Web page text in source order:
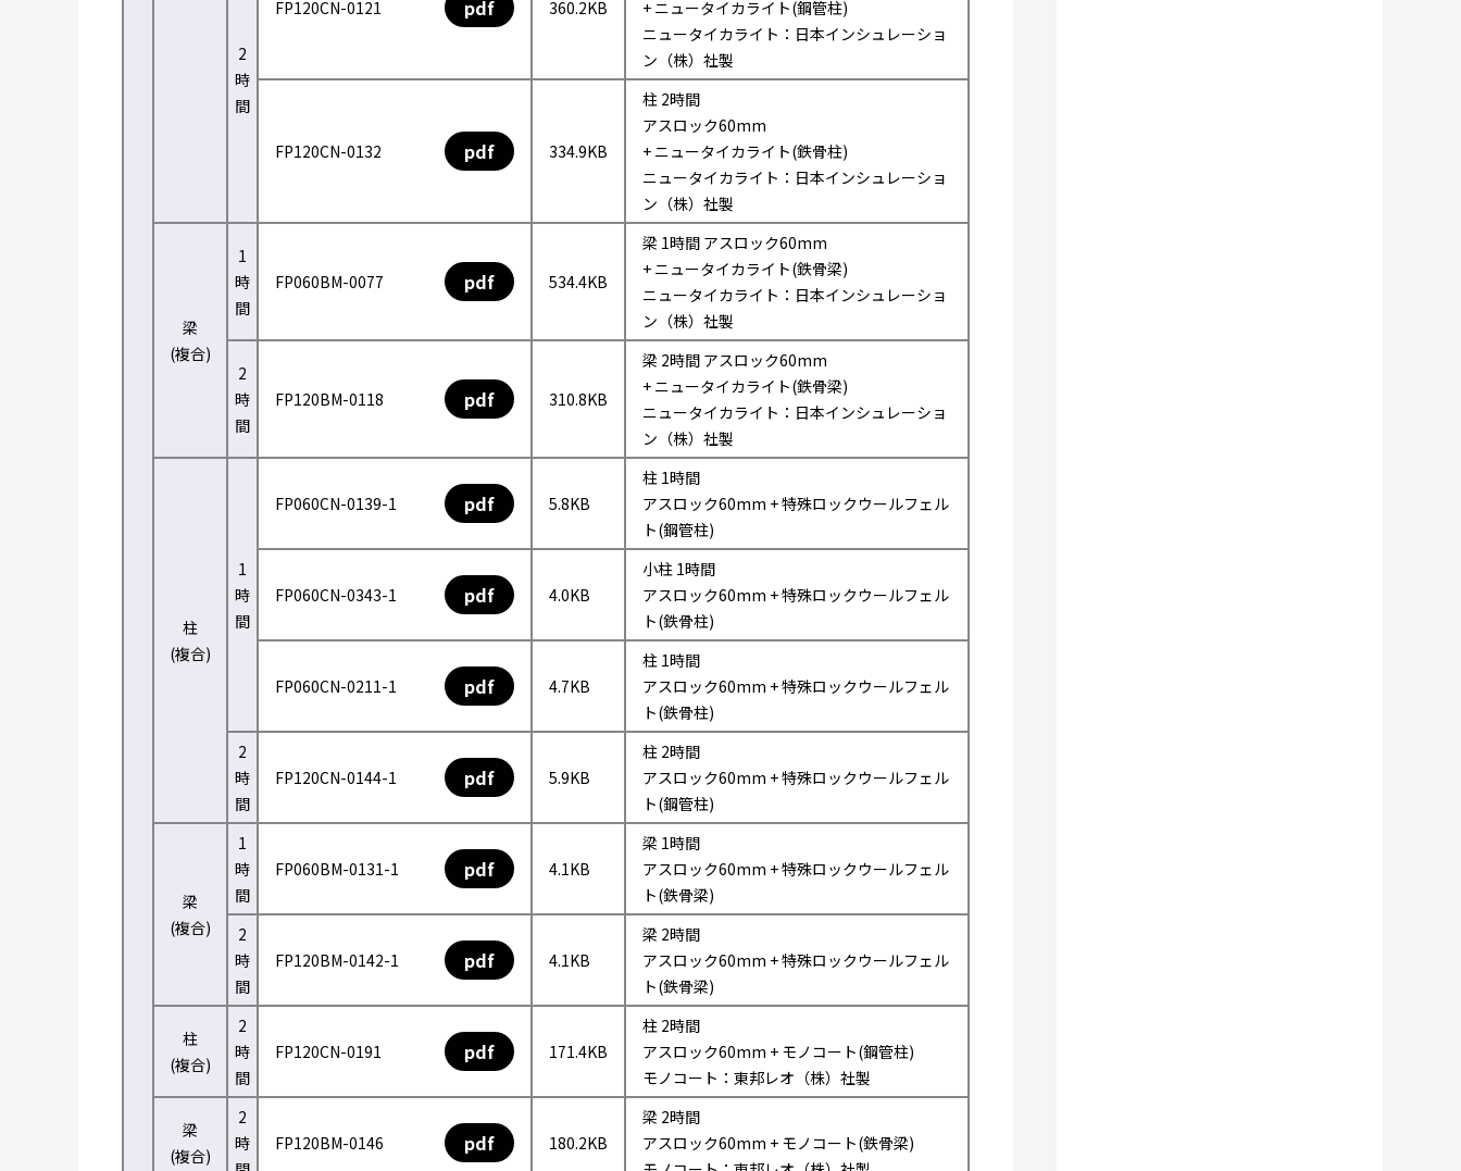
2
時
間
FP120CN-0121 pdf 360.2KB
+ ニュータイカライト(鋼管柱)
ニュータイカライト：日本インシュレーショ
ン（株）社製
FP120CN-0132 pdf 334.9KB
柱 2時間
アスロック60mm
+ ニュータイカライト(鉄骨柱)
ニュータイカライト：日本インシュレーショ
ン（株）社製
梁
(複合)
1
時
間
FP060BM-0077 pdf 534.4KB
梁 1時間 アスロック60mm
+ ニュータイカライト(鉄骨梁)
ニュータイカライト：日本インシュレーショ
ン（株）社製
2
時
間
FP120BM-0118 pdf 310.8KB
梁 2時間 アスロック60mm
+ ニュータイカライト(鉄骨梁)
ニュータイカライト：日本インシュレーショ
ン（株）社製
柱
(複合)
1
時
間
FP060CN-0139-1 pdf 5.8KB
柱 1時間
アスロック60mm + 特殊ロックウールフェル
ト(鋼管柱)
FP060CN-0343-1 pdf 4.0KB
小柱 1時間
アスロック60mm + 特殊ロックウールフェル
ト(鉄骨柱)
FP060CN-0211-1 pdf 4.7KB
柱 1時間
アスロック60mm + 特殊ロックウールフェル
ト(鉄骨柱)
2
時
間
FP120CN-0144-1 pdf 5.9KB
柱 2時間
アスロック60mm + 特殊ロックウールフェル
ト(鋼管柱)
梁
(複合)
1
時
間
FP060BM-0131-1 pdf 4.1KB
梁 1時間
アスロック60mm + 特殊ロックウールフェル
ト(鉄骨梁)
2
時
間
FP120BM-0142-1 pdf 4.1KB
梁 2時間
アスロック60mm + 特殊ロックウールフェル
ト(鉄骨梁)
柱
(複合)
2
時
間
FP120CN-0191 pdf 171.4KB
柱 2時間
アスロック60mm + モノコート(鋼管柱)
モノコート：東邦レオ（株）社製
梁
(複合)
2
時
FP120BM-0146 pdf 180.2KB
梁 2時間
アスロック60mm + モノコート(鉄骨梁)